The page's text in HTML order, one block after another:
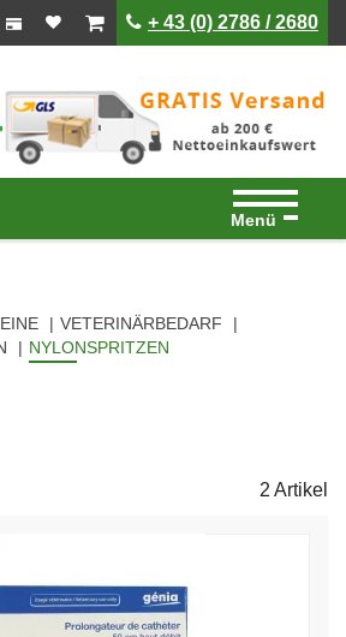
ist leerist leer+ 43 (0) 2786 / 2680
Menü
VETERINÄRBEDARF
NYLONSPRITZEN
2 Artikel